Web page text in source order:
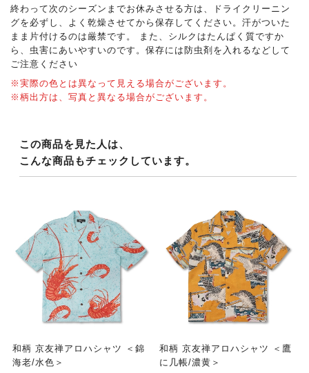
終わって次のシーズンまでお休みさせる方は、ドライクリーニン
グを必ずし、よく乾燥させてから保存してください。汗がついた
まま片付けるのは厳禁です。 また、シルクはたんぱく質ですか
ら、虫害にあいやすいのです。保存には防虫剤を入れるなどして
ご注意ください
※実際の色とは異なって見える場合がございます。
※柄出方は、写真と異なる場合がございます。
この商品を見た人は、
こんな商品もチェックしています。
和柄 京友禅アロハシャツ ＜錦
海老/水色＞
和柄 京友禅アロハシャツ ＜鷹
に几帳/濃黄＞